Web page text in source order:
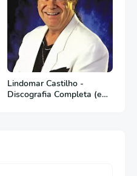
Lindomar Castilho -
Discografia Completa (em